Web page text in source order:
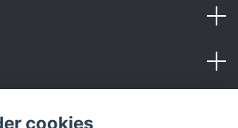
cookies